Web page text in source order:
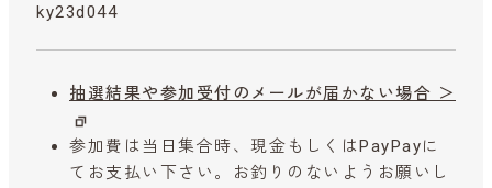
ky23d044
抽選結果や参加受付のメールが届かない場合 ＞
参加費は当日集合時、現金もしくはPayPayに
てお支払い下さい。お釣りのないようお願いし